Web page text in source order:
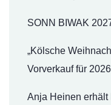
SONN BIWAK
„Kölsche
Vorverkauf für
Anja Heinen erhält